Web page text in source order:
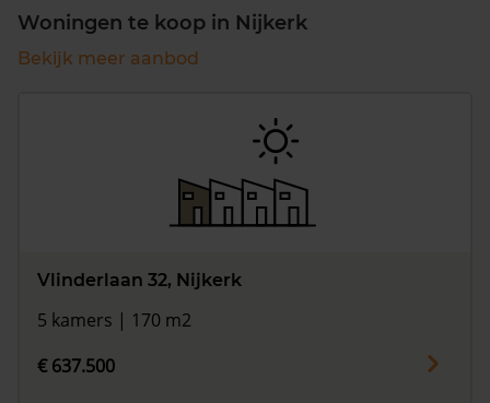
Woningen te koop in Nijkerk
Bekijk meer aanbod
Vlinderlaan 32, Nijkerk
5 kamers | 170 m2
€ 637.500